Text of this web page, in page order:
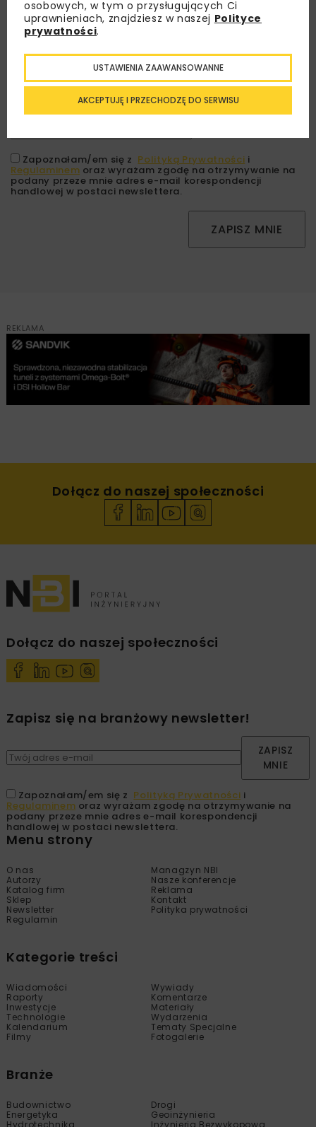
Lubisz wiedzieć więcej?
Zapisz się do newslettera aby otrzymywać od
nas najlepsze informacje branżowe,
zaproszenia na wydarzenia, atrakcyjne oferty i
dedykowane akcje specjalne.
Zapoznałam/em się z Polityką Prywatności i
Regulaminem oraz wyrażam zgodę na otrzymywanie na
podany przeze mnie adres e-mail korespondencji
handlowej w postaci newslettera.
ZAPISZ MNIE
REKLAMA
Dołącz do naszej społeczności
Dołącz do naszej społeczności
Zapisz się na branżowy newsletter!
ZAPISZ
MNIE
Zapoznałam/em się z Polityką Prywatności i
Regulaminem oraz wyrażam zgodę na otrzymywanie na
podany przeze mnie adres e-mail korespondencji
handlowej w postaci newslettera.
Menu strony
O nas
Managzyn NBI
Autorzy
Nasze konferencje
Katalog firm
Reklama
Sklep
Kontakt
Newsletter
Polityka prywatności
Regulamin
Kategorie treści
Wiadomości
Wywiady
Raporty
Komentarze
Inwestycje
Materiały
Technologie
Wydarzenia
Kalendarium
Tematy Specjalne
Filmy
Fotogalerie
Branże
Budownictwo
Drogi
Energetyka
Geoinżynieria
Hydrotechnika
Inżynieria Bezwykopowa
osobowych, w tym o przysługujących Ci
uprawnieniach, znajdziesz w naszej Polityce
prywatności.
AKCEPTUJĘ I PRZECHODZĘ DO SERWISU
USTAWIENIA ZAAWANSOWANNE